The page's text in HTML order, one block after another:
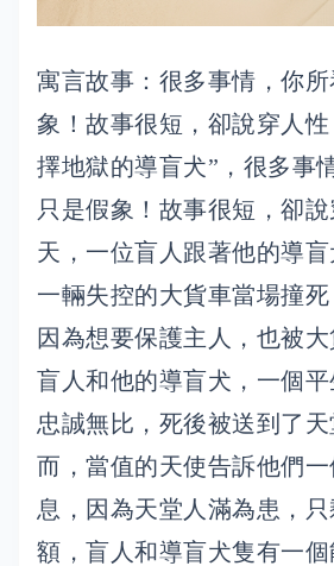
寓言故事：很多事情，你
象！故事很短，卻說穿人
擇地獄的導盲犬”，很多事
只是假象！故事很短，卻
天，一位盲人跟著他的導
一輛失控的大貨車當場撞
因為想要保護主人，也被大
盲人和他的導盲犬，一個
忠誠無比，死後被送到了
而，當值的天使告訴他們
息，因為天堂人滿為患，
額，盲人和導盲犬隻有一